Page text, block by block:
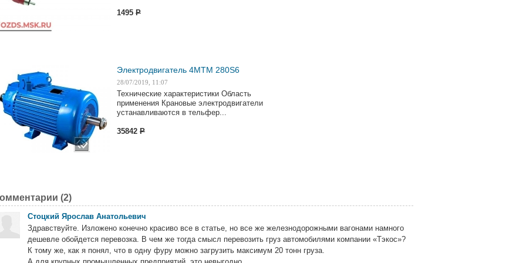
1495 Р
Электродвигатель 4MTM 280S6
28/07/2019, 11:07
Технические характеристики Область
применения Крановые электродвигатели
устанавливаются в тельфер...
35842 Р
(2)
Стоцкий Ярослав Анатольевич
Здравствуйте. Изложено конечно красиво все в статье, но все же железнодорожными вагонами намного
дешевле обойдется перевозка. В чем же тогда смысл перевозить груз автомобилями компании «Тэкос»?
К тому же, как я понял, что в одну фуру можно загрузить максимум 20 тонн груза.